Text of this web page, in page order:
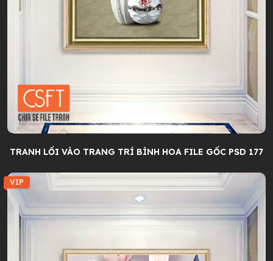
TRANH LỐI VÀO TRANG TRÍ BÌNH HOA FILE GỐC PSD 177
VIP